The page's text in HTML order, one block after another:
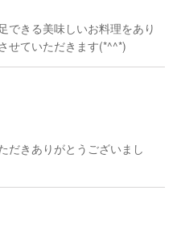
できる美味しいお料理をあり
せていただきます(*^^*)
だきありがとうございまし